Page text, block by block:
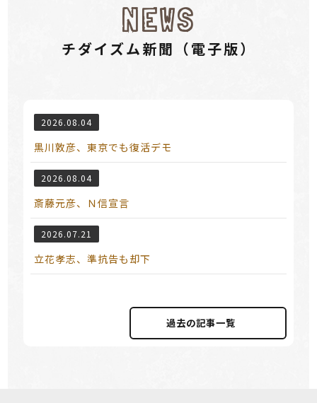
NEWS
チダイズム新聞（電⼦版）
2026.08.04
黒川敦彦、東京でも復活デモ
2026.08.04
斎藤元彦、Ｎ信宣言
2026.07.21
立花孝志、準抗告も却下
過去の記事⼀覧